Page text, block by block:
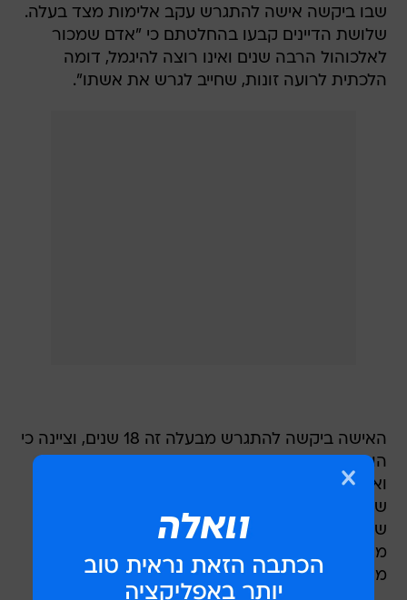
שבו ביקשה אישה להתגרש עקב אלימות מצד בעלה.
שלושת הדיינים קבעו בהחלטתם כי "אדם שמכור
לאלכוהול הרבה שנים ואינו רוצה להיגמל, דומה
הלכתית לרועה זונות, שחייב לגרש את אשתו".
האישה ביקשה להתגרש מבעלה זה 18 שנים, וציינה כי
הוא אלכוהוליסט שניסה לעבור גמילה ללא הצלחה,
ואף ריצה תקופת מאסר בכלא. כשהתבקשה על ידי
שלושת הדיינים לתאר כיצד הוא מתנהג כשהוא
שותה, השיבה: "הוא מאבד שליטה, מי שרואה לא
מאמין. הוא יותר מדי שיכור, לא יודע מה לעשות,
מפחיד ומאיים".